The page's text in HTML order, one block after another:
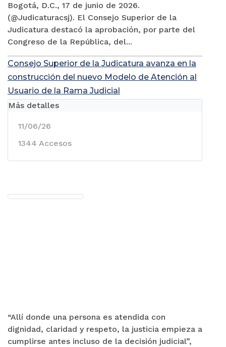
Bogotá, D.C., 17 de junio de 2026.
(@Judicaturacsj). El Consejo Superior de la
Judicatura destacó la aprobación, por parte del
Congreso de la República, del...
Consejo Superior de la Judicatura avanza en la
construcción del nuevo Modelo de Atención al
Usuario de la Rama Judicial
“Allí donde una persona es atendida con
dignidad, claridad y respeto, la justicia empieza a
cumplirse antes incluso de la decisión judicial”,
Más detalles
11/06/26
1344 Accesos